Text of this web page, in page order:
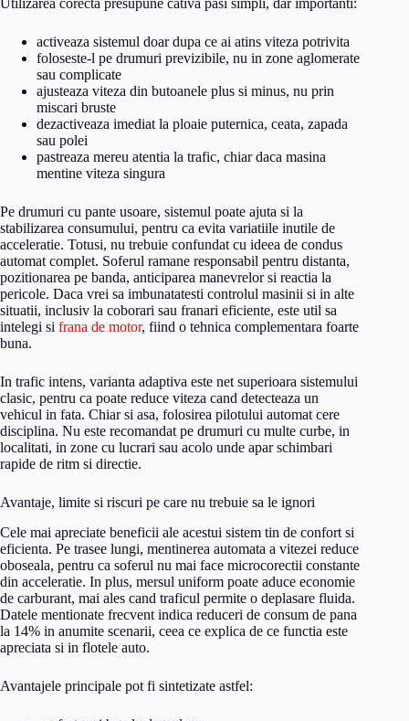
Utilizarea corecta presupune cativa pasi simpli, dar importanti:
activeaza sistemul doar dupa ce ai atins viteza potrivita
foloseste-l pe drumuri previzibile, nu in zone aglomerate
sau complicate
ajusteaza viteza din butoanele plus si minus, nu prin
miscari bruste
dezactiveaza imediat la ploaie puternica, ceata, zapada
sau polei
pastreaza mereu atentia la trafic, chiar daca masina
mentine viteza singura
Pe drumuri cu pante usoare, sistemul poate ajuta si la
stabilizarea consumului, pentru ca evita variatiile inutile de
acceleratie. Totusi, nu trebuie confundat cu ideea de condus
automat complet. Soferul ramane responsabil pentru distanta,
pozitionarea pe banda, anticiparea manevrelor si reactia la
pericole. Daca vrei sa imbunatatesti controlul masinii si in alte
situatii, inclusiv la coborari sau franari eficiente, este util sa
intelegi si frana de motor, fiind o tehnica complementara foarte
buna.
In trafic intens, varianta adaptiva este net superioara sistemului
clasic, pentru ca poate reduce viteza cand detecteaza un
vehicul in fata. Chiar si asa, folosirea pilotului automat cere
disciplina. Nu este recomandat pe drumuri cu multe curbe, in
localitati, in zone cu lucrari sau acolo unde apar schimbari
rapide de ritm si directie.
Avantaje, limite si riscuri pe care nu trebuie sa le ignori
Cele mai apreciate beneficii ale acestui sistem tin de confort si
eficienta. Pe trasee lungi, mentinerea automata a vitezei reduce
oboseala, pentru ca soferul nu mai face microcorectii constante
din acceleratie. In plus, mersul uniform poate aduce economie
de carburant, mai ales cand traficul permite o deplasare fluida.
Datele mentionate frecvent indica reduceri de consum de pana
la 14% in anumite scenarii, ceea ce explica de ce functia este
apreciata si in flotele auto.
Avantajele principale pot fi sintetizate astfel: